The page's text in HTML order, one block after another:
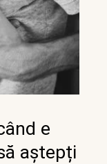
e
aștepți